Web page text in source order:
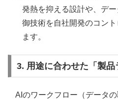
発熱を抑える設計や、デ
御技術を自社開発のコン
ます。
3. 用途に合わせた「製品
AIのワークフロー（データ